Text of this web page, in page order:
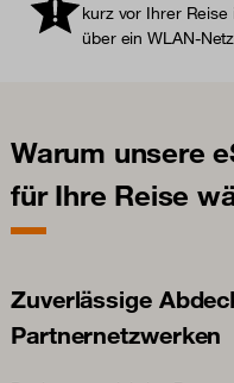
kurz vor Ihrer
über ein WLAN-
Warum unsere
für Ihre Reise
Zuverlässige
Partnernetzwerken